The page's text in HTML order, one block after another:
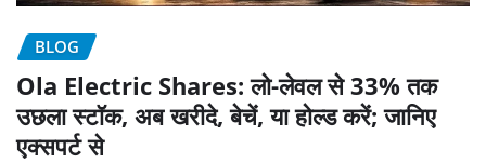
BLOG
Ola Electric Shares: लो-लेवल से 33% तक
उछला स्टॉक, अब खरीदे, बेचें, या होल्ड करें; जानिए
एक्सपर्ट से